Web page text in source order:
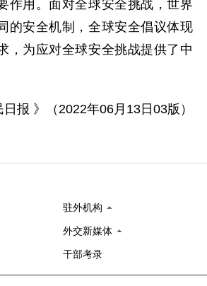
作用。面对全球安全挑战，世界
的安全机制，全球安全倡议体现
，为应对全球安全挑战提供了中
日报 》（2022年06月13日03版）
驻外机构
外交新媒体
干部考录